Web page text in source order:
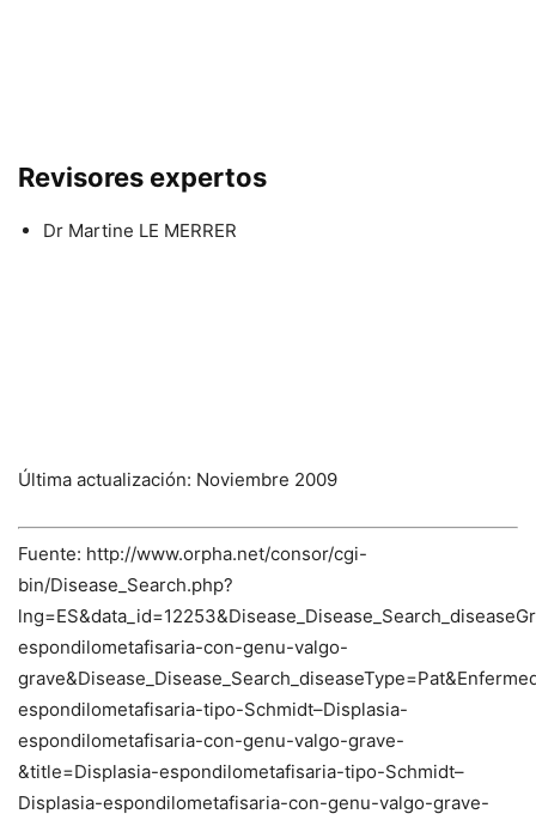
Revisores expertos
Dr Martine LE MERRER
Última actualización: Noviembre 2009
Fuente: http://www.orpha.net/consor/cgi-
bin/Disease_Search.php?
espondilometafisaria-con-genu-valgo-
espondilometafisaria-tipo-Schmidt–Displasia-
espondilometafisaria-con-genu-valgo-grave-
&title=Displasia-espondilometafisaria-tipo-Schmidt–
Displasia-espondilometafisaria-con-genu-valgo-grave-